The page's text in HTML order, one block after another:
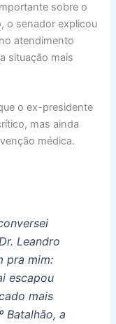
sobre o
o senador explicou
atendimento
situação mais
o ex-presidente
mas ainda
médica.
Leandro
pra mim:
escapou
mais
Batalhão, a